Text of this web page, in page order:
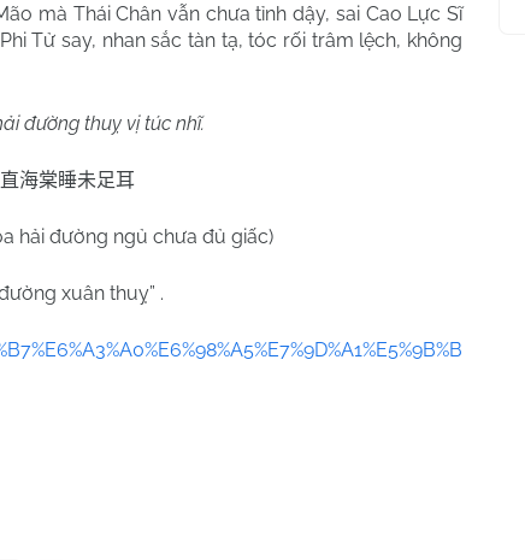
mà Thái Chân vẫn chưa tỉnh dậy, sai Cao Lực Sĩ
Tử say, nhan sắc tàn tạ, tóc rối trâm lệch, không
đường thuỵ vị túc nhĩ.
直海棠睡未足耳
hải đường ngủ chưa đủ giấc)
xuân thuỵ” .